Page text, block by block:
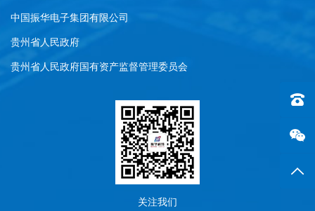
中国振华电子集团有限公司
贵州省人民政府
贵州省人民政府国有资产监督管理委员会
关注我们
联系
返回